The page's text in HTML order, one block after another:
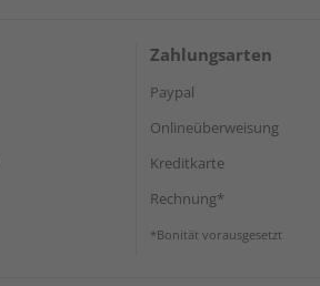
Zahlungsarten
Paypal
Onlineüberweisung
Kreditkarte
Rechnung*
*Bonität vorausgesetzt